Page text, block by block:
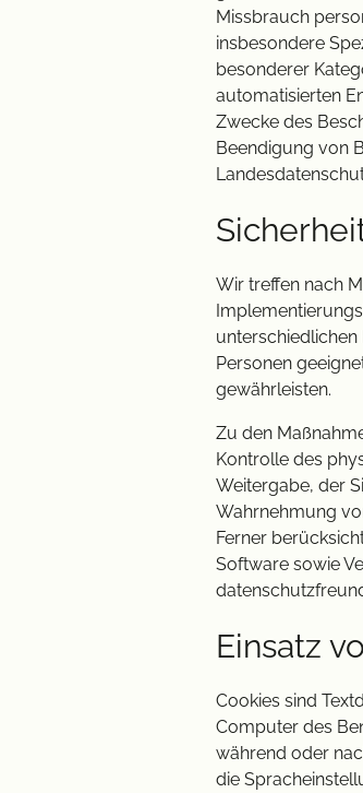
Missbrauch
insbesondere
besonderer
automatisierten
Zwecke des
Beendigung von
Wir treffen nach
Personen
gewährleisten.
Zu den
Kontrolle des
Weitergabe, der
Wahrnehmung
Ferner
Software sowie
Einsatz
Cookies sind
Computer des
während oder
die